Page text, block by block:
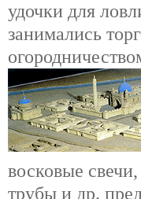
удочки для
занимались
восковые
трубы и др.